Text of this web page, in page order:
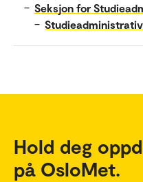
– Seksjon for
–
Hold deg
på OsloMet.